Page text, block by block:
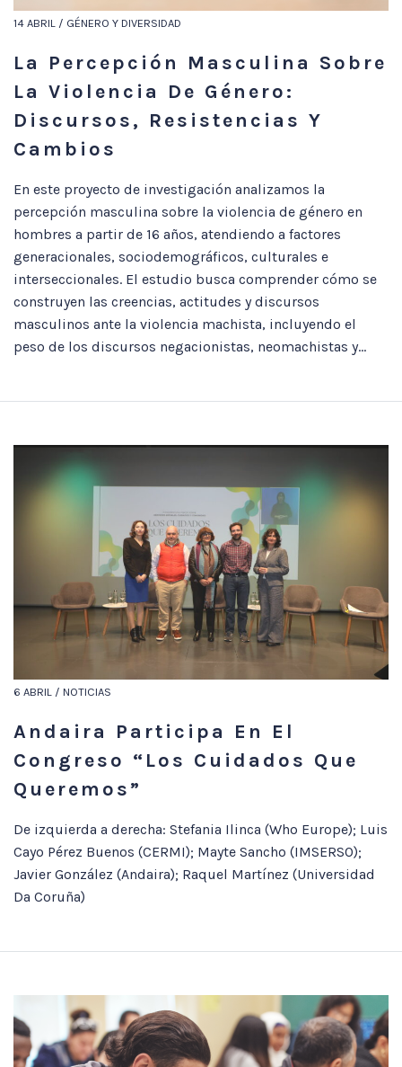
14 ABRIL / GÉNERO Y DIVERSIDAD
La Percepción Masculina Sobre
La Violencia De Género:
Discursos, Resistencias Y
Cambios
En este proyecto de investigación analizamos la
percepción masculina sobre la violencia de género en
hombres a partir de 16 años, atendiendo a factores
generacionales, sociodemográficos, culturales e
interseccionales. El estudio busca comprender cómo se
construyen las creencias, actitudes y discursos
masculinos ante la violencia machista, incluyendo el
peso de los discursos negacionistas, neomachistas y...
6 ABRIL / NOTICIAS
Andaira Participa En El
Congreso “Los Cuidados Que
Queremos”
De izquierda a derecha: Stefania Ilinca (Who Europe); Luis
Cayo Pérez Buenos (CERMI); Mayte Sancho (IMSERSO);
Javier González (Andaira); Raquel Martínez (Universidad
Da Coruña)